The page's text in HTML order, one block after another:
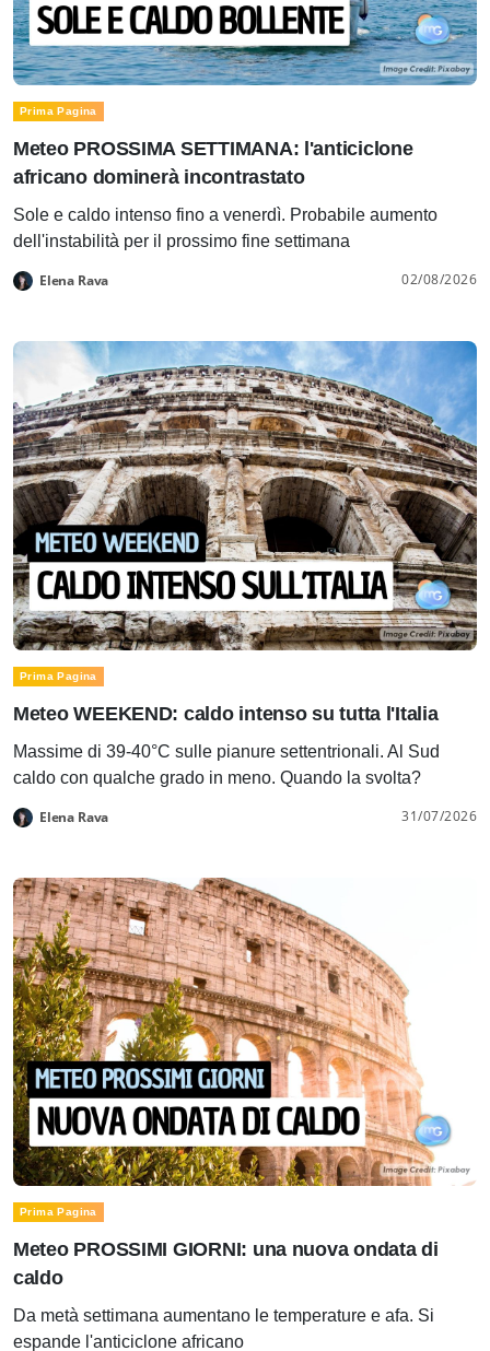
Prima Pagina
Meteo PROSSIMA SETTIMANA: l'anticiclone
africano dominerà incontrastato
Sole e caldo intenso fino a venerdì. Probabile aumento
dell'instabilità per il prossimo fine settimana
Elena Rava 02/08/2026
Prima Pagina
Meteo WEEKEND: caldo intenso su tutta l'Italia
Massime di 39-40°C sulle pianure settentrionali. Al Sud
caldo con qualche grado in meno. Quando la svolta?
Elena Rava 31/07/2026
Prima Pagina
Meteo PROSSIMI GIORNI: una nuova ondata di
caldo
Da metà settimana aumentano le temperature e afa. Si
espande l'anticiclone africano